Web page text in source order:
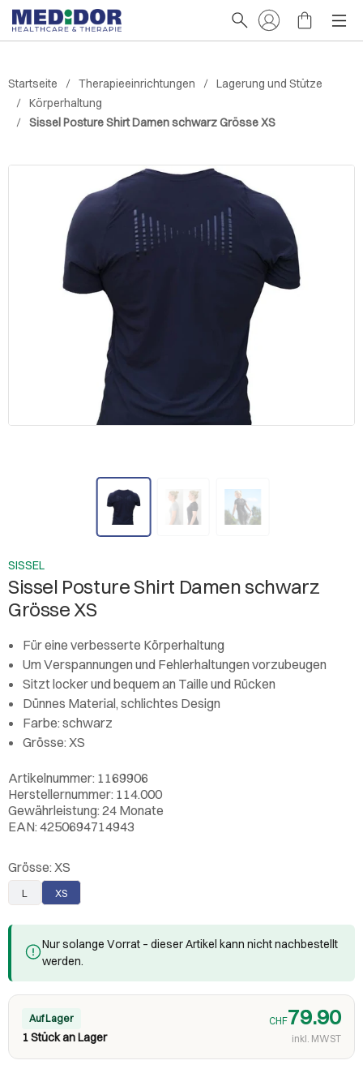
Startseite Therapieeinrichtungen
Lagerung und Stütze
Körperhaltung
Sissel Posture Shirt Damen schwarz Grösse XS
SISSEL
Sissel Posture Shirt Damen schwarz
Grösse XS
Für eine verbesserte Körperhaltung
Um Verspannungen und Fehlerhaltungen vorzubeugen
Sitzt locker und bequem an Taille und Rücken
Dünnes Material, schlichtes Design
Farbe: schwarz
Grösse: XS
Artikelnummer: 1169906
Herstellernummer: 114.000
Gewährleistung: 24 Monate
EAN: 4250694714943
Grösse: XS
L XS
Nur solange Vorrat – dieser Artikel kann nicht nachbestellt
werden.
Auf Lager
1 Stück an Lager
CHF79.90
inkl. MWST